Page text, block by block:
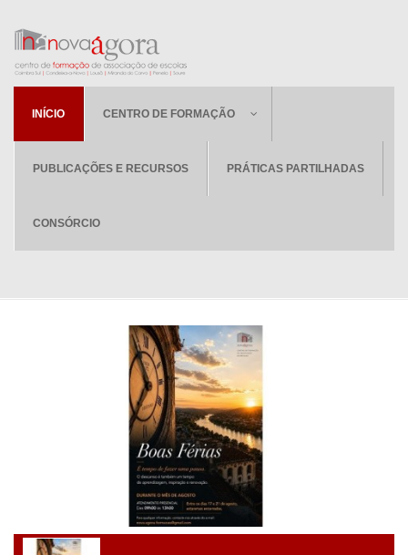
INÍCIO CENTRO DE FORMAÇÃO
PUBLICAÇÕES E RECURSOS PRÁTICAS PARTILHADAS
CONSÓRCIO